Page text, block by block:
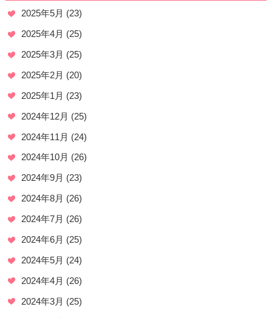
2025年5月 (23)
2025年4月 (25)
2025年3月 (25)
2025年2月 (20)
2025年1月 (23)
2024年12月 (25)
2024年11月 (24)
2024年10月 (26)
2024年9月 (23)
2024年8月 (26)
2024年7月 (26)
2024年6月 (25)
2024年5月 (24)
2024年4月 (26)
2024年3月 (25)